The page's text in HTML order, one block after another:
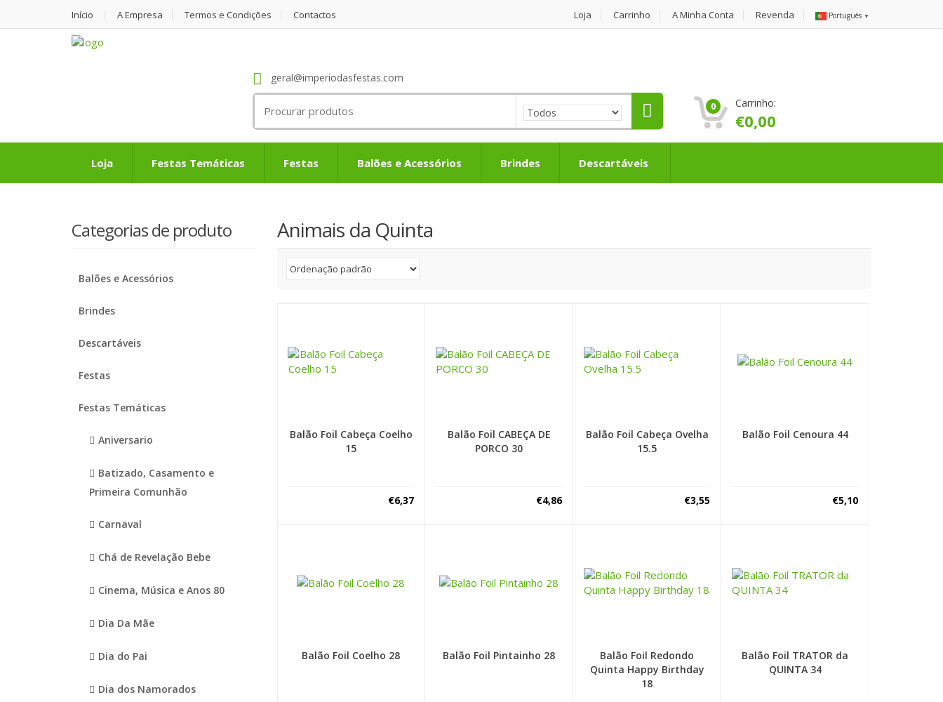
Início A Empresa Termos e Condições Contactos Loja Carrinho A Minha Conta Revenda Português ▼
geral@imperiodasfestas.com
for:
0 Carrinho:
€0,00
Loja Festas Temáticas Festas Balões e Acessórios Brindes Descartáveis
Animais da Quinta
Balão Foil Cabeça Coelho
15
€6,37
Balão Foil CABEÇA DE
PORCO 30
€4,86
Balão Foil Cabeça Ovelha
15.5
€3,55
Balão Foil Cenoura 44
€5,10
Balão Foil Coelho 28 Balão Foil Pintainho 28
Balão Foil Redondo
Quinta Happy Birthday
18
Balão Foil TRATOR da
QUINTA 34
Categorias de produto
Balões e Acessórios
Brindes
Descartáveis
Festas
Festas Temáticas
Aniversario
Batizado, Casamento e
Primeira Comunhão
Carnaval
Chá de Revelação Bebe
Cinema, Música e Anos 80
Dia Da Mãe
Dia do Pai
Dia dos Namorados